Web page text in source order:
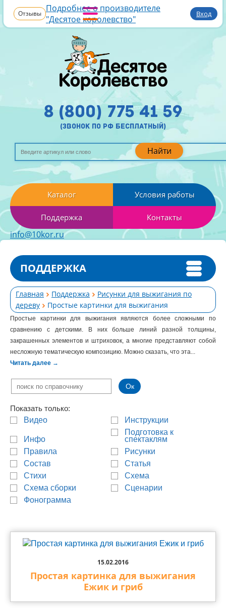
Отзывы Подробнее о производителе
"Десятое королевство"
Вход
Найти
8 (800) 775 41 59
(звонок по рф бесплатный)
Каталог Условия работы
Поддержка Контакты
info@10kor.ru
ПОДДЕРЖКА
Главная Поддержка
Рисунки для выжигания по
дереву
Простые картинки для выжигания
Простые картинки для выжигания являются более сложными по
сравнению с детскими. В них больше линий разной толщины,
закрашенных элементов и штриховок, а многие представляют собой
несложную тематическую композицию. Можно сказать, что эта...
Читать далее →
Показать только:
Видео
Инструкции
Инфо
Подготовка к
спектаклям
Правила
Рисунки
Состав
Статья
Стихи
Схема
Схема сборки
Сценарии
Фонограмма
15.02.2016
Простая картинка для выжигания
Ежик и гриб